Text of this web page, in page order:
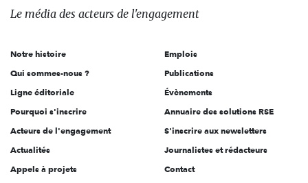
des
l'engagement
Le média des acteurs de l'engagement
Notre histoire
Qui sommes-nous ?
Ligne éditoriale
Pourquoi s'inscrire
Acteurs de l'engagement
Actualités
Appels à projets
Emplois
Publications
Évènements
Annuaire des solutions RSE
S'inscrire aux newsletters
Journalistes et rédacteurs
Contact